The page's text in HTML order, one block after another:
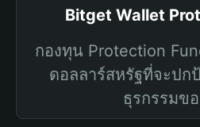
Bitget Wallet
กองทุน Protection
ดอลลาร์สหรัฐที่จะปก
ธุรกรรมข